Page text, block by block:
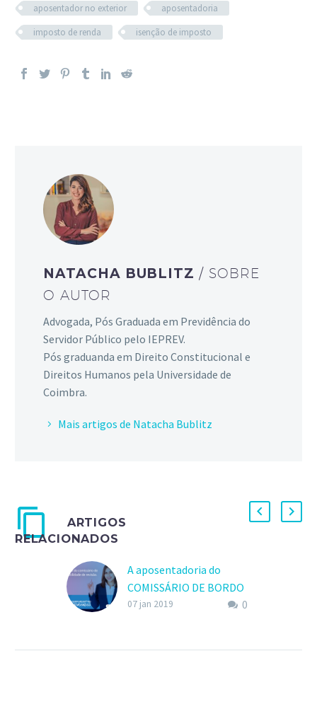
aposentador no exterior
aposentadoria
imposto de renda
isenção de imposto
NATACHA BUBLITZ/ SOBRE
O AUTOR
Advogada, Pós Graduada em Previdência do
Servidor Público pelo IEPREV.
Pós graduanda em Direito Constitucional e
Direitos Humanos pela Universidade de
Coimbra.
Mais artigos de Natacha Bublitz
ARTIGOS
RELACIONADOS
A aposentadoria do
COMISSÁRIO DE BORDO
e possibilidade de revisão
0
07 jan 2019